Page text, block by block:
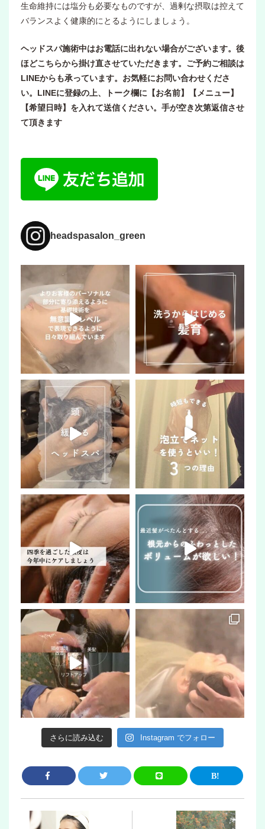
生命維持には塩分も必要なものですが、過剰な摂取は控えて
バランスよく健康的にとるようにしましょう。
ヘッドスパ施術中はお電話に出れない場合がございます。後
ほどこちらから掛け直させていただきます。ご予約ご相談は
LINEからも承っています。お気軽にお問い合わせくださ
い。LINEに登録の上、トーク欄に【お名前】【メニュー】
【希望日時】を入れて送信ください。手が空き次第返信させ
て頂きます
headspasalon_green
さらに読み込む Instagram でフォロー